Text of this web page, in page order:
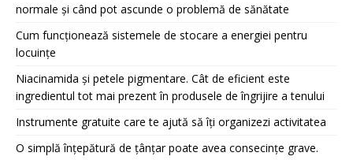
normale și când pot ascunde o problemă de sănătate
Cum funcționează sistemele de stocare a energiei pentru
locuințe
Niacinamida și petele pigmentare. Cât de eficient este
ingredientul tot mai prezent în produsele de îngrijire a tenului
Instrumente gratuite care te ajută să îți organizezi activitatea
O simplă înțepătură de țânțar poate avea consecințe grave.